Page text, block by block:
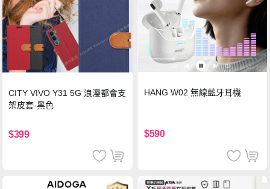
CITY VIVO Y31 5G 浪漫都會支
架皮套-黑色
$399
HANG W02 無線藍牙耳機
$590